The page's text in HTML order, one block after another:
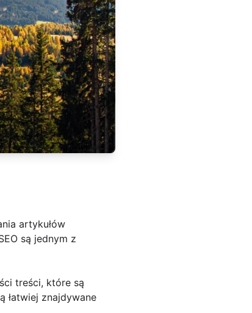
artykułów
są jednym z
treści, które są
łatwiej znajdywane